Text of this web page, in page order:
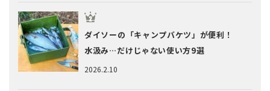
2026.2.10
ダイソーの「キャンプバケツ」が便利！
水汲み…だけじゃない使い方9選